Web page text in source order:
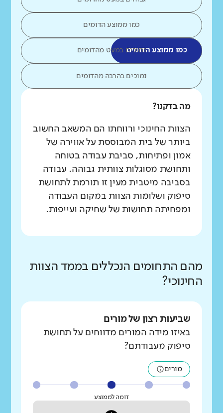
כמו ממוצע הדומים
כמו ממוצע הדומיםנמוכים במעט מהדומים
נמוכים בהרבה מהדומים
מה בדקנו?
הצוות החינוכי ורווחתו הם המשאב החשוב
ביותר של בית המבוססת על אווירה של
אמון ופתיחות, סביבת עבודה בטוחה
ותחושת מסוגלות צוותית גבוהה. עבודה
בסביבה מיטבית מעין זו תורמת לתחושת
סיפוק ושלומות הצוות במקום העבודה
ומפחיתה תחושות של שחיקה ועייפות.
מהם התחומים הנכללים בממד הצוות
החינוכי?
שביעות רצון של מורים
באיזו מידה המורים מדווחים על תחושת
סיפוק מעבודתם?
מורים
דומה לממוצע